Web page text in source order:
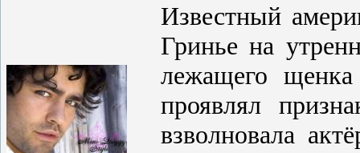
Известный
Гринье на
лежащего
проявлял
взволновала